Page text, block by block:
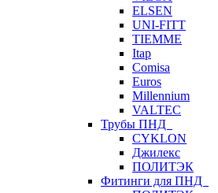
ELSEN
UNI-FITT
TIEMME
Itap
Comisa
Euros
Millennium
VALTEC
Трубы ПНД
CYKLON
Джилекс
ПОЛИТЭК
Фитинги для ПНД